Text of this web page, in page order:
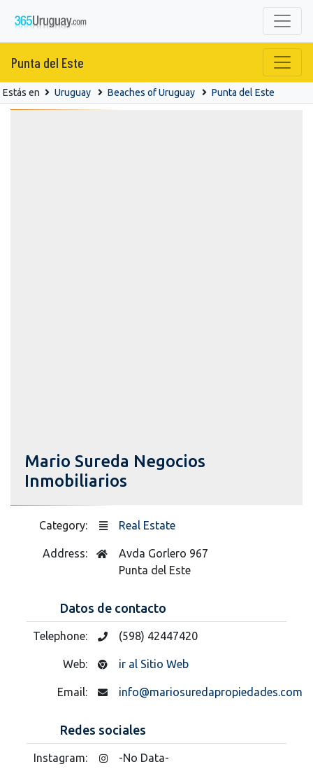
Punta del Este
Estás en Uruguay Beaches of Uruguay Punta del Este
Mario Sureda Negocios
Inmobiliarios
Category: Real Estate
Address:
Avda Gorlero 967
Punta del Este
Datos de contacto
Telephone: (598) 42447420
Web: ir al Sitio Web
Email: info@mariosuredapropiedades.com
Redes sociales
Instagram: -No Data-